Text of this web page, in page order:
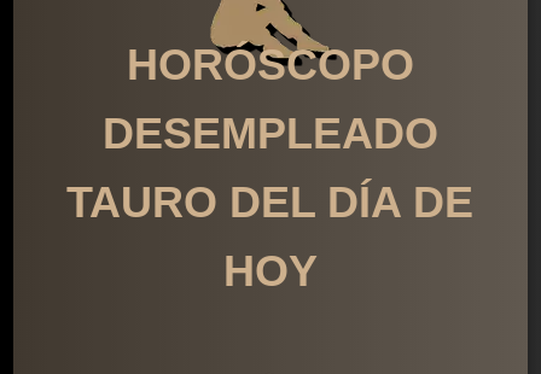
HORÓSCOPO
DESEMPLEADO
TAURO DEL DÍA DE
HOY